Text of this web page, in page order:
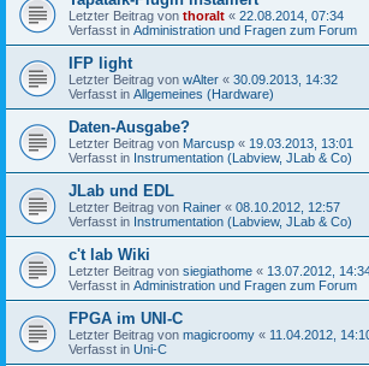
Letzter Beitrag von thoralt « 22.08.2014, 07:34
Verfasst in Administration und Fragen zum Forum
IFP light
Letzter Beitrag von wAlter « 30.09.2013, 14:32
Verfasst in Allgemeines (Hardware)
Daten-Ausgabe?
Letzter Beitrag von Marcusp « 19.03.2013, 13:01
Verfasst in Instrumentation (Labview, JLab & Co)
JLab und EDL
Letzter Beitrag von Rainer « 08.10.2012, 12:57
Verfasst in Instrumentation (Labview, JLab & Co)
c't lab Wiki
Letzter Beitrag von siegiathome « 13.07.2012,
Verfasst in Administration und Fragen zum Forum
FPGA im UNI-C
Letzter Beitrag von magicroomy « 11.04.2012,
Verfasst in Uni-C